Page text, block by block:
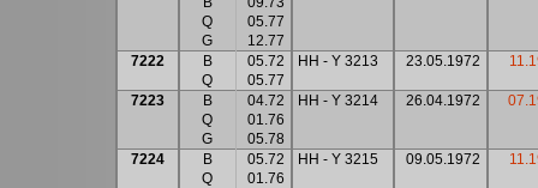
Q
G
05.77
12.77
7222
B
Q
05.72
05.77
HH - Y 3213 23.05.1972
7223
B
Q
G
04.72
01.76
05.78
HH - Y 3214 26.04.1972
7224
B
Q
05.72
01.76
HH - Y 3215 09.05.1972